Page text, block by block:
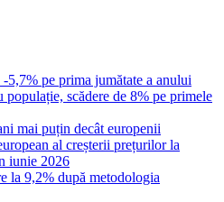
5,7% pe prima jumătate a anului
populație, scădere de 8% pe primele
mai puțin decât europenii
al creșterii prețurilor la
iunie 2026
la 9,2% după metodologia